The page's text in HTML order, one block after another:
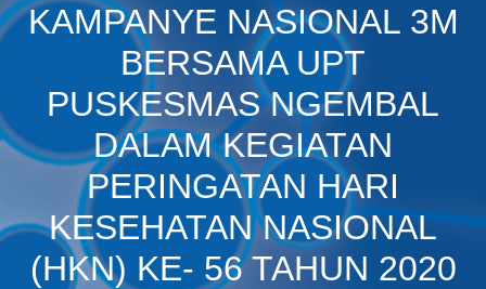
KAMPANYE NASIONAL 3M
BERSAMA UPT
PUSKESMAS NGEMBAL
DALAM KEGIATAN
PERINGATAN HARI
KESEHATAN NASIONAL
(HKN) KE- 56 TAHUN 2020